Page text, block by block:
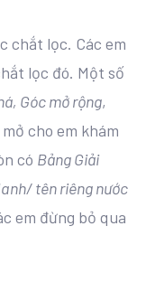
chắt lọc. Các em
lọc đó. Một số
Góc mở rộng,
cho em khám
có Bảng Giải
tên riêng nước
em đừng bỏ qua